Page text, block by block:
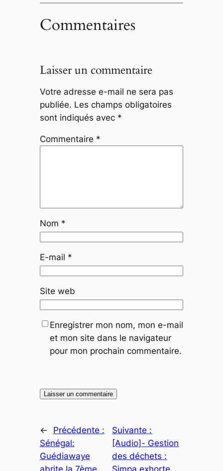
Commentaires
Laisser un commentaire
Votre adresse e-mail ne sera pas
publiée. Les champs obligatoires
sont indiqués avec *
Commentaire *
Nom *
E-mail *
Site web
Enregistrer mon nom, mon e-mail
et mon site dans le navigateur
pour mon prochain commentaire.
←
Précédente :
Sénégal:
Guédiawaye
Suivante :
[Audio]- Gestion
des déchets :